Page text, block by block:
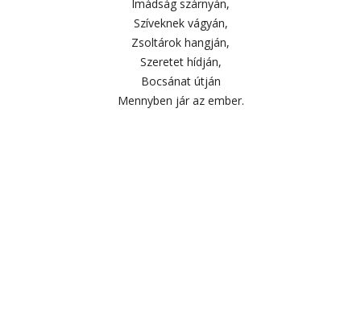
Imádság szárnyán,
Szíveknek vágyán,
Zsoltárok hangján,
Szeretet hídján,
Bocsánat útján
Mennyben jár az ember.